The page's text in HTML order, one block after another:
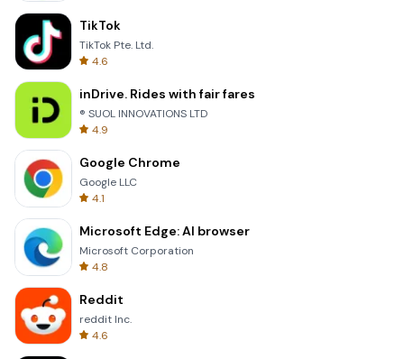
TikTok
TikTok Pte. Ltd.
4.6
inDrive. Rides with fair fares
® SUOL INNOVATIONS LTD
4.9
Google Chrome
Google LLC
4.1
Microsoft Edge: AI browser
Microsoft Corporation
4.8
Reddit
reddit Inc.
4.6